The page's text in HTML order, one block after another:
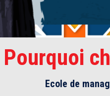
Pourquoi
Ecole de